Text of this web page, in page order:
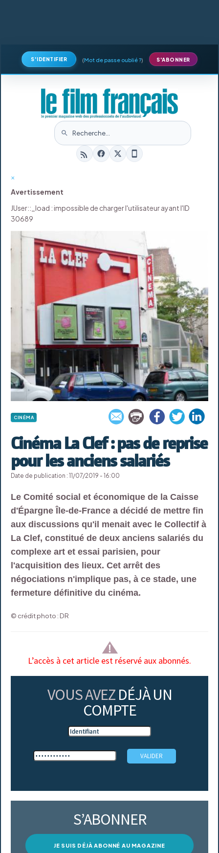
S'IDENTIFIER (Mot de passe oublié ?) S'ABONNER
×
Avertissement
JUser::_load : impossible de charger l'utilisateur ayant l'ID
30689
CINÉMA
Cinéma La Clef : pas de reprise
pour les anciens salariés
Date de publication : 11/07/2019 - 16:00
Le Comité social et économique de la Caisse
d'Épargne Île-de-France a décidé de mettre fin
aux discussions qu'il menait avec le Collectif à
La Clef, constitué de deux anciens salariés du
complexe art et essai parisien, pour
l'acquisition des lieux. Cet arrêt des
négociations n'implique pas, à ce stade, une
fermeture définitive du cinéma.
© crédit photo : DR
L’accès à cet article est réservé aux abonnés.
VOUS AVEZ DÉJÀ UN
COMPTE
S’ABONNER
JE SUIS DÉJÀ ABONNÉ AU MAGAZINE